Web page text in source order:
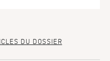
DU DOSSIER